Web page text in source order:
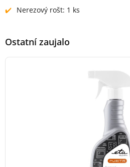
Nerezový rošt: 1 ks
Ostatní zaujalo